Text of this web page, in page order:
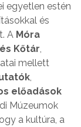
egyetlen estén
és
A Móra
Kőtár,
mellett
,
előadások
Múzeumok
a kultúra, a